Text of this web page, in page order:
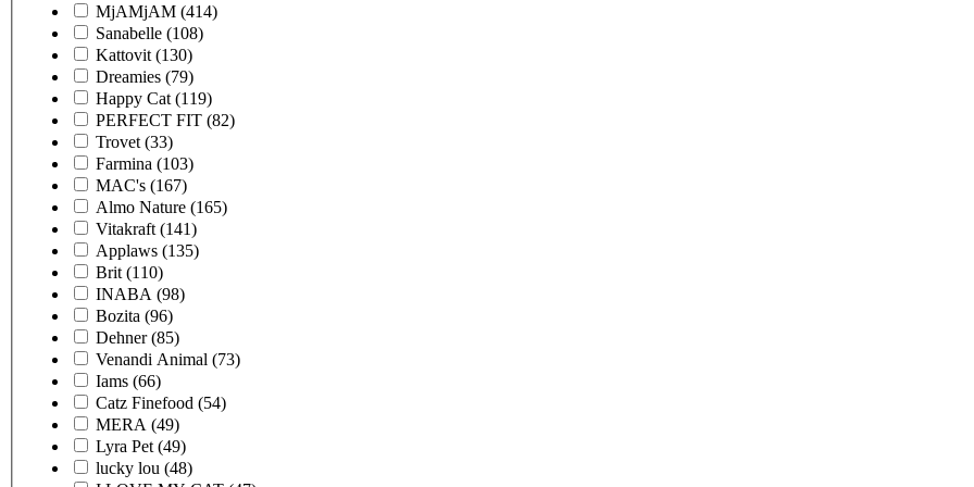
MjAMjAM (414)
Sanabelle (108)
Kattovit (130)
Dreamies (79)
Happy Cat (119)
PERFECT FIT (82)
Trovet (33)
Farmina (103)
MAC's (167)
Almo Nature (165)
Vitakraft (141)
Applaws (135)
Brit (110)
INABA (98)
Bozita (96)
Dehner (85)
Venandi Animal (73)
Iams (66)
Catz Finefood (54)
MERA (49)
Lyra Pet (49)
lucky lou (48)